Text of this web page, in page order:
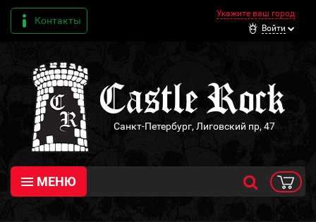
Контакты
Укажите ваш город
Войти
Санкт-Петербург, Лиговский пр, 47
МЕНЮ